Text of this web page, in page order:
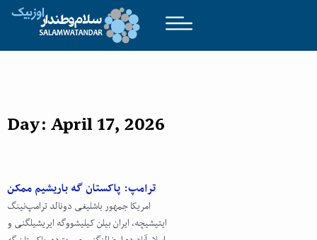
Day: April 17, 2026
ترامپ: پاکستان گه باریشیم ممکن
امریکا جمهور باشلیغی دونالد ترامپ‌نینگ
ایتیشیچه، ایران بیلن کیلیشووگه ایریشیلگنی و